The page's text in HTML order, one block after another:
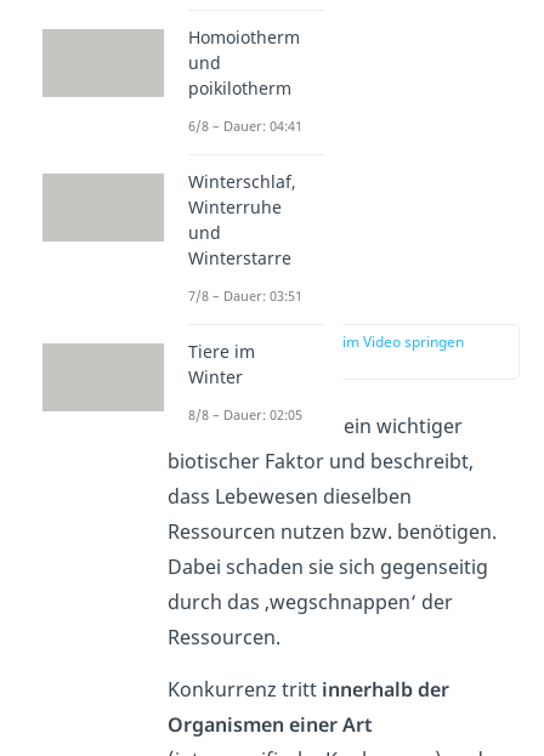
Konkurrenz
zur Stelle im Video springen
DieKonkurrenz
ist ein wichtiger
biotischer Faktor und beschreibt,
dass Lebewesen dieselben
Ressourcen nutzen bzw. benötigen.
Dabei schaden sie sich gegenseitig
durch das ‚wegschnappen‘ der
Ressourcen.
Konkurrenz tritt innerhalb der
Organismen einer Art
Homoiotherm
und
poikilotherm
6/8 – Dauer: 04:41
Winterschlaf,
Winterruhe
und
Winterstarre
7/8 – Dauer: 03:51
Tiere im
Winter
8/8 – Dauer: 02:05